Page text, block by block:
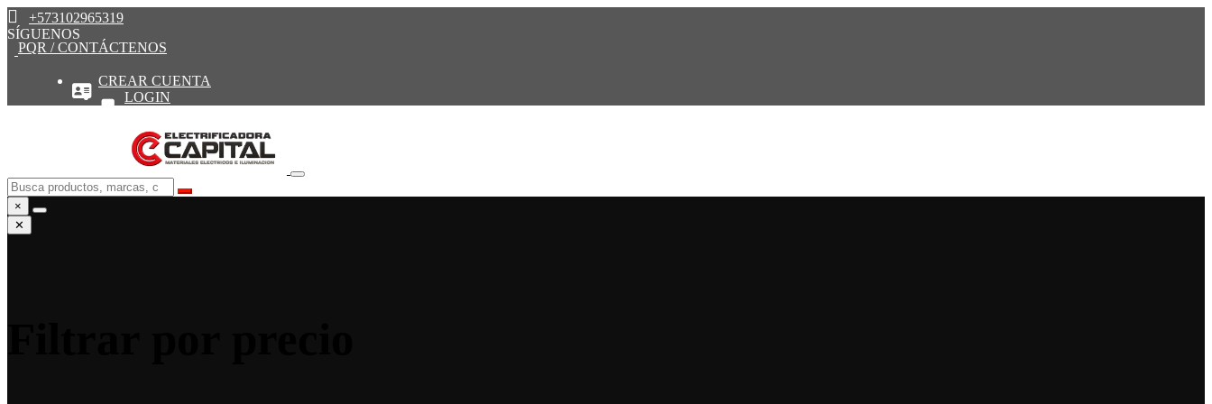
+573102965319
SÍGUENOS
PQR / CONTÁCTENOS
CREAR CUENTA
LOGIN
×
✕